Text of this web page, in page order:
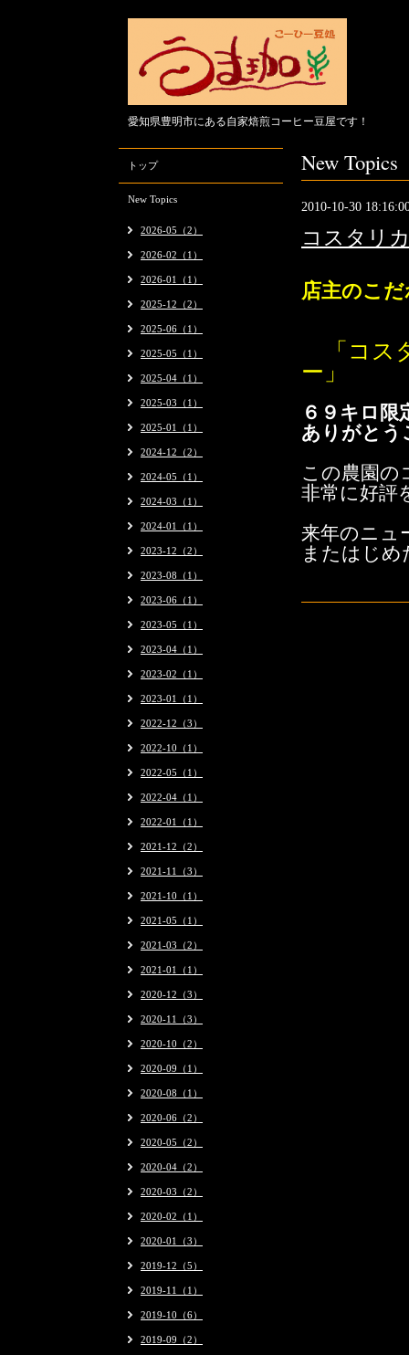
愛知県豊明市にある自家焙煎コーヒー豆屋です！
New Topics
2010-10-30
コスタリ
店主のこ
「 コス
ー」
６９キロ限
ありがとう
この農園の
非常に好評
来年のニュ
またはじめ
トップ
New Topics
2026-05（2）
2026-02（1）
2026-01（1）
2025-12（2）
2025-06（1）
2025-05（1）
2025-04（1）
2025-03（1）
2025-01（1）
2024-12（2）
2024-05（1）
2024-03（1）
2024-01（1）
2023-12（2）
2023-08（1）
2023-06（1）
2023-05（1）
2023-04（1）
2023-02（1）
2023-01（1）
2022-12（3）
2022-10（1）
2022-05（1）
2022-04（1）
2022-01（1）
2021-12（2）
2021-11（3）
2021-10（1）
2021-05（1）
2021-03（2）
2021-01（1）
2020-12（3）
2020-11（3）
2020-10（2）
2020-09（1）
2020-08（1）
2020-06（2）
2020-05（2）
2020-04（2）
2020-03（2）
2020-02（1）
2020-01（3）
2019-12（5）
2019-11（1）
2019-10（6）
2019-09（2）